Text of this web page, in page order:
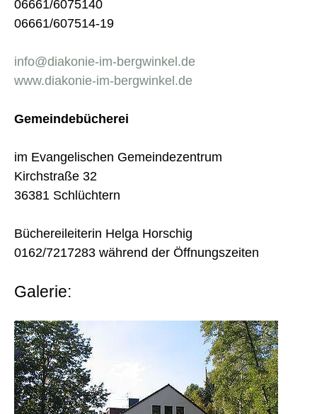
06661/6075140
06661/607514-19
info@diakonie-im-bergwinkel.de
www.diakonie-im-bergwinkel.de
Gemeindebücherei
im Evangelischen Gemeindezentrum
Kirchstraße 32
36381 Schlüchtern
Büchereileiterin Helga Horschig
0162/7217283 während der Öffnungszeiten
Galerie: